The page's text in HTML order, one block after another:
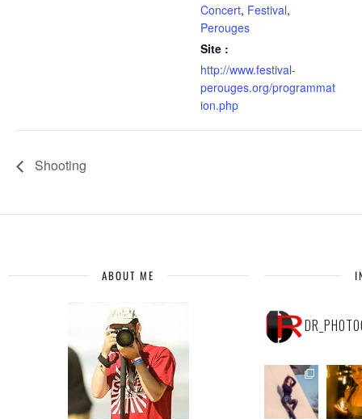
Concert, Festival,
Perouges
Site :
http://www.festival-
perouges.org/programmat
ion.php
Shooting
ABOUT ME